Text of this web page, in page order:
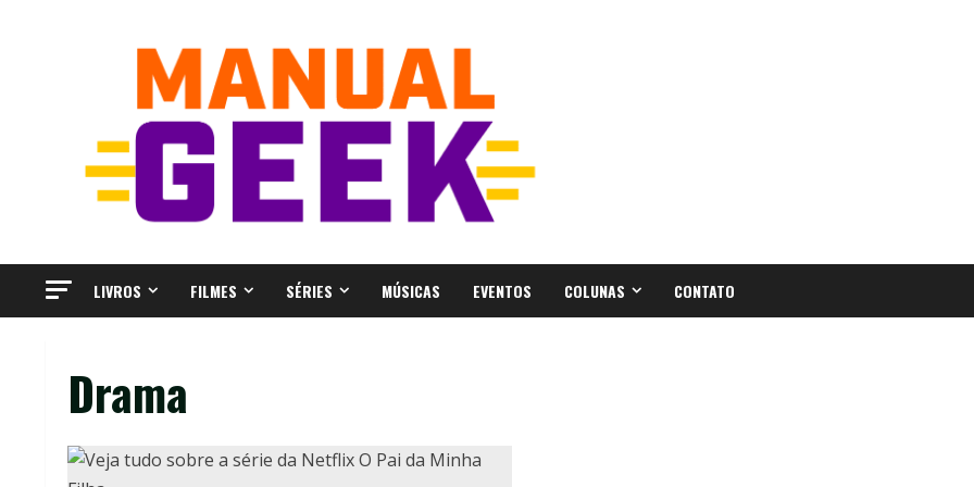
LIVROS FILMES SÉRIES MÚSICAS EVENTOS COLUNAS CONTATO
Drama